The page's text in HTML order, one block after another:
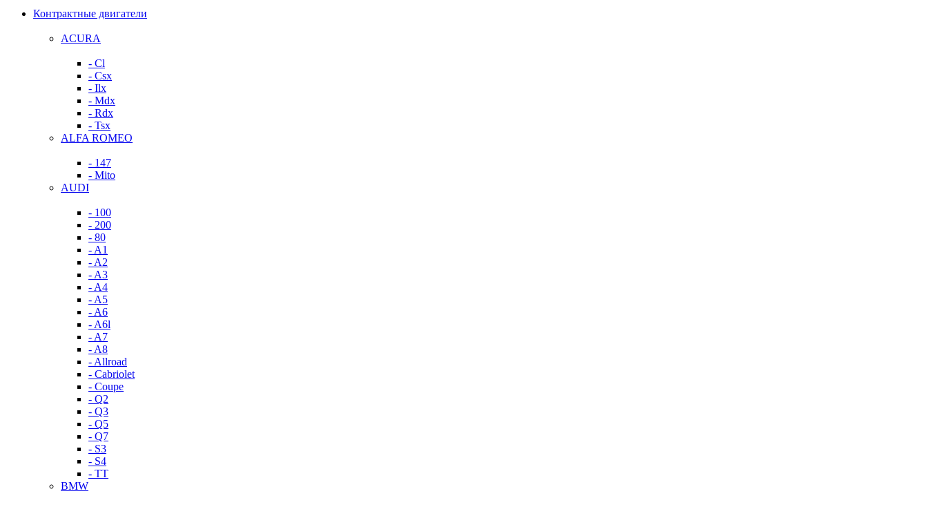
Контрактные двигатели
ACURA
- Cl
- Csx
- Ilx
- Mdx
- Rdx
- Tsx
ALFA ROMEO
- 147
- Mito
AUDI
- 100
- 200
- 80
- A1
- A2
- A3
- A4
- A5
- A6
- A6l
- A7
- A8
- Allroad
- Cabriolet
- Coupe
- Q2
- Q3
- Q5
- Q7
- S3
- S4
- TT
BMW